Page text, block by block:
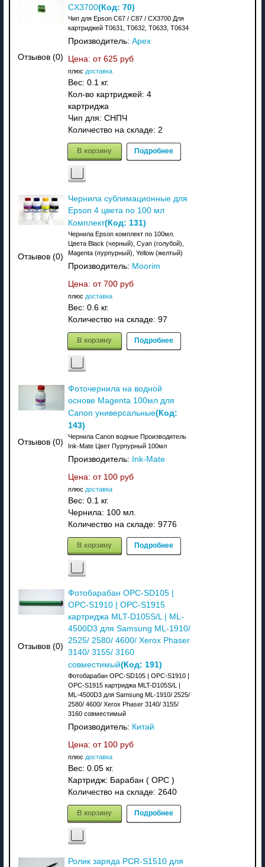
Отзывов (0)
CX3700(Код: 70)
Чип для Epson C67 / C87 / CX3700 Для
картриджей T0631, T0632, T0633, T0634
Производитель: Apex
Цена: от 625 руб
плюс доставка
Вес: 0.1 кг.
Кол-во картриджей: 4
картриджа
Чип для: СНПЧ
Количество на складе: 2
В корзину Подробнее
Отзывов (0)
Чернила сублимационные для
Epson 4 цвета по 100 мл
Комплект(Код: 131)
Чернила Epson комплект по 100мл.
Цвета Black (черный), Cyan (голубой),
Magenta (пурпурный), Yellow (желтый)
Производитель: Moorim
Цена: от 700 руб
плюс доставка
Вес: 0.6 кг.
Количество на складе: 97
В корзину Подробнее
Отзывов (0)
Фоточернила на водной
основе Magenta 100мл для
Canon универсальные(Код:
143)
Чернила Canon водные Производитель
Ink-Mate Цвет Пурпурный 100мл
Производитель: Ink-Mate
Цена: от 100 руб
плюс доставка
Вес: 0.1 кг.
Чернила: 100 мл.
Количество на складе: 9776
В корзину Подробнее
Отзывов (0)
Фотобарабан OPC-SD105 |
OPC-S1910 | OPC-S1915
картриджа MLT-D105S/L | ML-
4500D3 для Samsung ML-1910/
2525/ 2580/ 4600/ Xerox Phaser
3140/ 3155/ 3160
совместимый(Код: 191)
Фотобарабан OPC-SD105 | OPC-S1910 |
OPC-S1915 картриджа MLT-D105S/L |
ML-4500D3 для Samsung ML-1910/ 2525/
2580/ 4600/ Xerox Phaser 3140/ 3155/
3160 совместимый
Производитель: Китай
Цена: от 100 руб
плюс доставка
Вес: 0.05 кг.
Картридж: Барабан ( OPC )
Количество на складе: 2640
В корзину Подробнее
Ролик заряда PCR-S1510 для